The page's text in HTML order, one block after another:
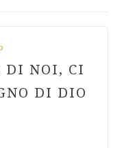
DI NOI, CI
DI DIO